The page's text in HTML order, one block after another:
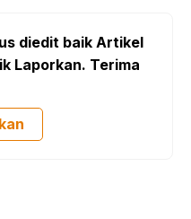
diedit baik Artikel
Laporkan. Terima